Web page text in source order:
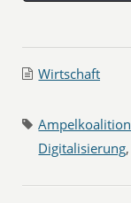
Wirtschaft
Ampelkoalition
Digitalisierung,